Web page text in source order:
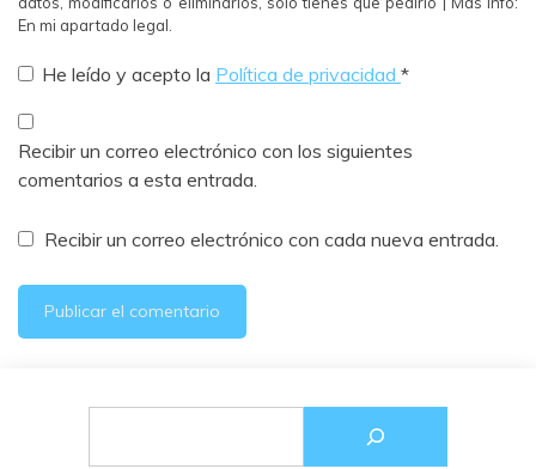
En mi apartado legal.
He leído y acepto la Política de privacidad *
Recibir un correo electrónico con los siguientes
comentarios a esta entrada.
Recibir un correo electrónico con cada nueva entrada.